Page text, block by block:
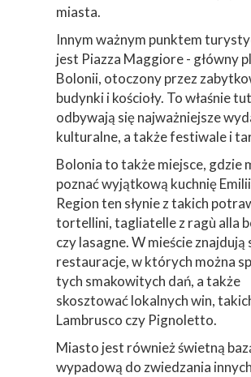
miasta.
Innym ważnym punktem
jest Piazza Maggiore - główny
Bolonii, otoczony przez
budynki i kościoły. To właśnie
odbywają się najważniejsze
kulturalne, a także festiwale i
Bolonia to także miejsce, gdzie
poznać wyjątkową kuchnię
Region ten słynie z takich
tortellini, tagliatelle z ragù alla
czy lasagne. W mieście znajdują
restauracje, w których można
tych smakowitych dań, a także
skosztować lokalnych win,
Lambrusco czy Pignoletto.
Miasto jest również świetną
wypadową do zwiedzania